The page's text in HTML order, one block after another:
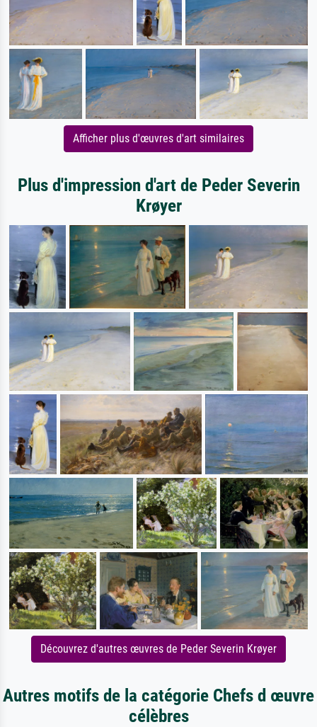
Afficher plus d'œuvres d'art similaires
Plus d'impression d'art de Peder Severin
Krøyer
Découvrez d'autres œuvres de Peder Severin Krøyer
Autres motifs de la catégorie Chefs d œuvre
célèbres